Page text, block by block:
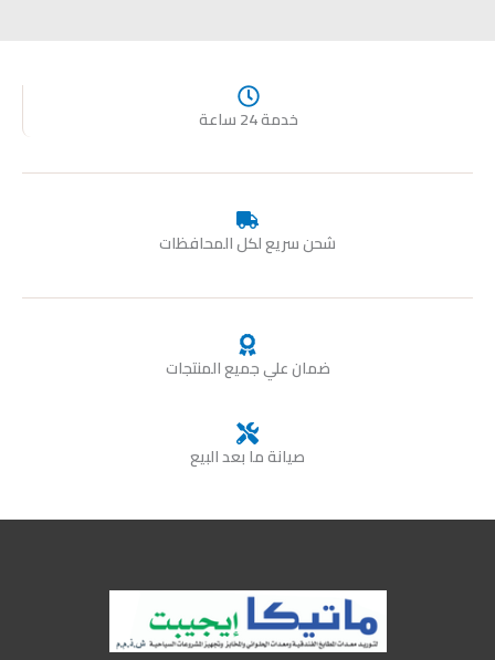
خدمة 24 ساعة
شحن سريع لكل المحافظات
ضمان علي جميع المنتجات
صيانة ما بعد البيع